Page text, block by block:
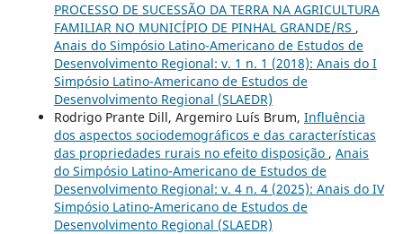
PROCESSO DE SUCESSÃO DA TERRA NA AGRICULTURA
FAMILIAR NO MUNICÍPIO DE PINHAL GRANDE/RS ,
Anais do Simpósio Latino-Americano de Estudos de
Desenvolvimento Regional: v. 1 n. 1 (2018): Anais do I
Simpósio Latino-Americano de Estudos de
Desenvolvimento Regional (SLAEDR)
Rodrigo Prante Dill, Argemiro Luís Brum, Influência
dos aspectos sociodemográficos e das características
das propriedades rurais no efeito disposição , Anais
do Simpósio Latino-Americano de Estudos de
Desenvolvimento Regional: v. 4 n. 4 (2025): Anais do IV
Simpósio Latino-Americano de Estudos de
Desenvolvimento Regional (SLAEDR)